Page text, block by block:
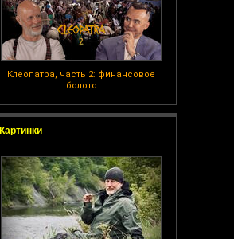
Клеопатра, часть 2: финансовое
болото
Картинки